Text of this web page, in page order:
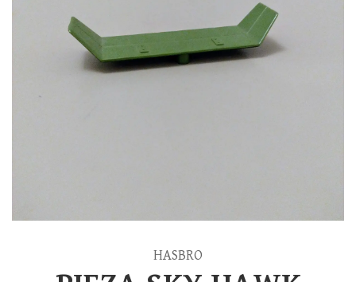
HASBRO